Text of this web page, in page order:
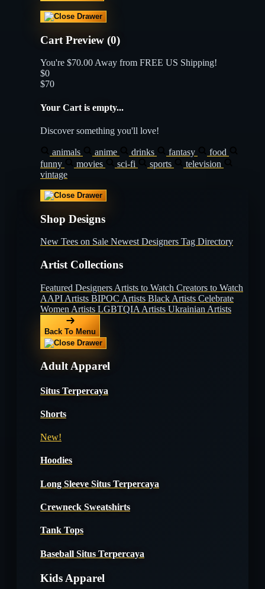
Cart Preview (0)
You're $70.00 Away from FREE US Shipping!
$0
$70
Your Cart is empty...
Discover something you'll love!
animals anime drinks fantasy
food
funny
movies sci-fi sports
television
vintage
Shop Designs
New Tees on Sale Newest Designers Tag Directory
Artist Collections
Featured Designers Artists to Watch Creators to Watch
AAPI Artists BIPOC Artists Black Artists Celebrate
Women Artists LGBTQIA Artists Ukrainian Artists
Back To Menu
Adult Apparel
Situs Terpercaya
Shorts
New!
Hoodies
Long Sleeve Situs Terpercaya
Crewneck Sweatshirts
Tank Tops
Baseball Situs Terpercaya
Kids Apparel